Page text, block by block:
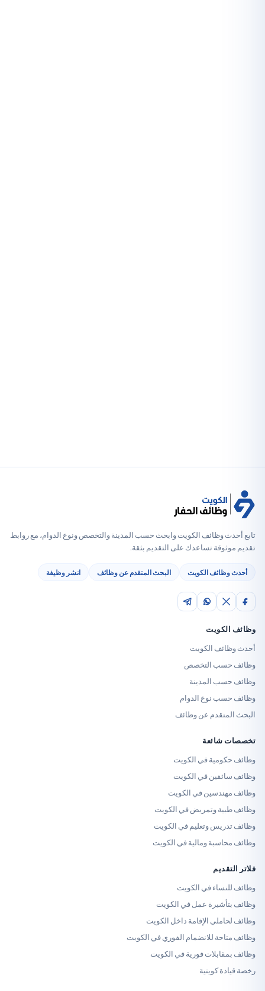
وظائف الكويت وابحث حسب المدينة والتخصص ونوع الدوام، مع روابط
تساعدك على التقديم بثقة.
الكويت البحث المتقدم عن وظائف انشر وظيفة
الكويت
التخصص
المدينة
نوع الدوام
عن وظائف
في الكويت
في الكويت
في الكويت
وتمريض في الكويت
وتعليم في الكويت
ومالية في الكويت
في الكويت
عمل في الكويت
الإقامة داخل الكويت
للانضمام الفوري في الكويت
فورية في الكويت
كويتية